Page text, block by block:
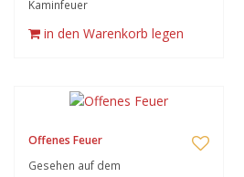
Kaminfeuer
in den Warenkorb legen
Offenes Feuer
Gesehen auf dem